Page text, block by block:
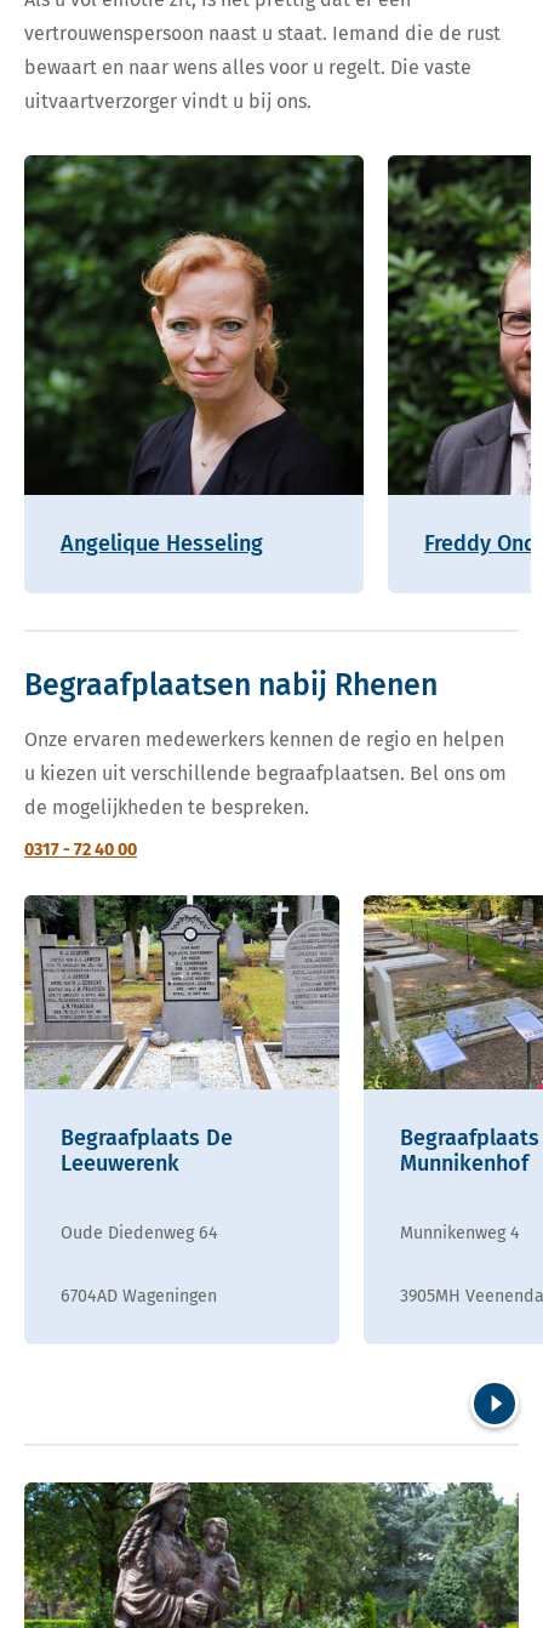
vertrouwenspersoon naast u staat. Iemand die de rust
bewaart en naar wens alles voor u regelt. Die vaste
uitvaartverzorger vindt u bij ons.
Angelique Hesseling Freddy
Begraafplaatsen nabij Rhenen
Onze ervaren medewerkers kennen de regio en helpen
u kiezen uit verschillende begraafplaatsen. Bel ons om
de mogelijkheden te bespreken.
0317 - 72 40 00
Begraafplaats De
Leeuwerenk
Oude Diedenweg 64
6704AD Wageningen
Begraafplaats
Munnikenhof
Munnikenweg 4
3905MH